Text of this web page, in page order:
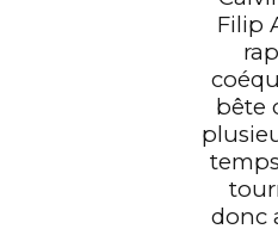
Filip
bête
donc